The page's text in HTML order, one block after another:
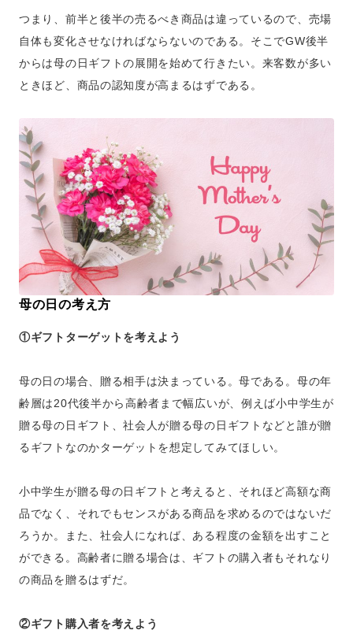
つまり、前半と後半の売るべき商品は違っているので、売場
自体も変化させなければならないのである。そこでGW後半
からは母の日ギフトの展開を始めて行きたい。来客数が多い
ときほど、商品の認知度が高まるはずである。
母の日の考え方
①ギフトターゲットを考えよう
母の日の場合、贈る相手は決まっている。母である。母の年
齢層は20代後半から高齢者まで幅広いが、例えば小中学生が
贈る母の日ギフト、社会人が贈る母の日ギフトなどと誰が贈
るギフトなのかターゲットを想定してみてほしい。
小中学生が贈る母の日ギフトと考えると、それほど高額な商
品でなく、それでもセンスがある商品を求めるのではないだ
ろうか。また、社会人になれば、ある程度の金額を出すこと
ができる。高齢者に贈る場合は、ギフトの購入者もそれなり
の商品を贈るはずだ。
②ギフト購入者を考えよう